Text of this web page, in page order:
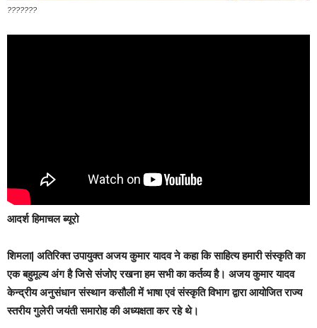
???????
आदर्श हिमाचल ब्यूरो
शिमला| अतिरिक्त उपायुक्त अजय कुमार यादव ने कहा कि साहित्य हमारी संस्कृति का
एक बहुमूल्य अंग है जिसे संजोए रखना हम सभी का कर्तव्य है। अजय कुमार यादव
केन्द्रीय अनुसंधान संस्थान कसौली में भाषा एवं संस्कृति विभाग द्वारा आयोजित राज्य
स्तरीय गुलेरी जयंती समारोह की अध्यक्षता कर रहे थे।